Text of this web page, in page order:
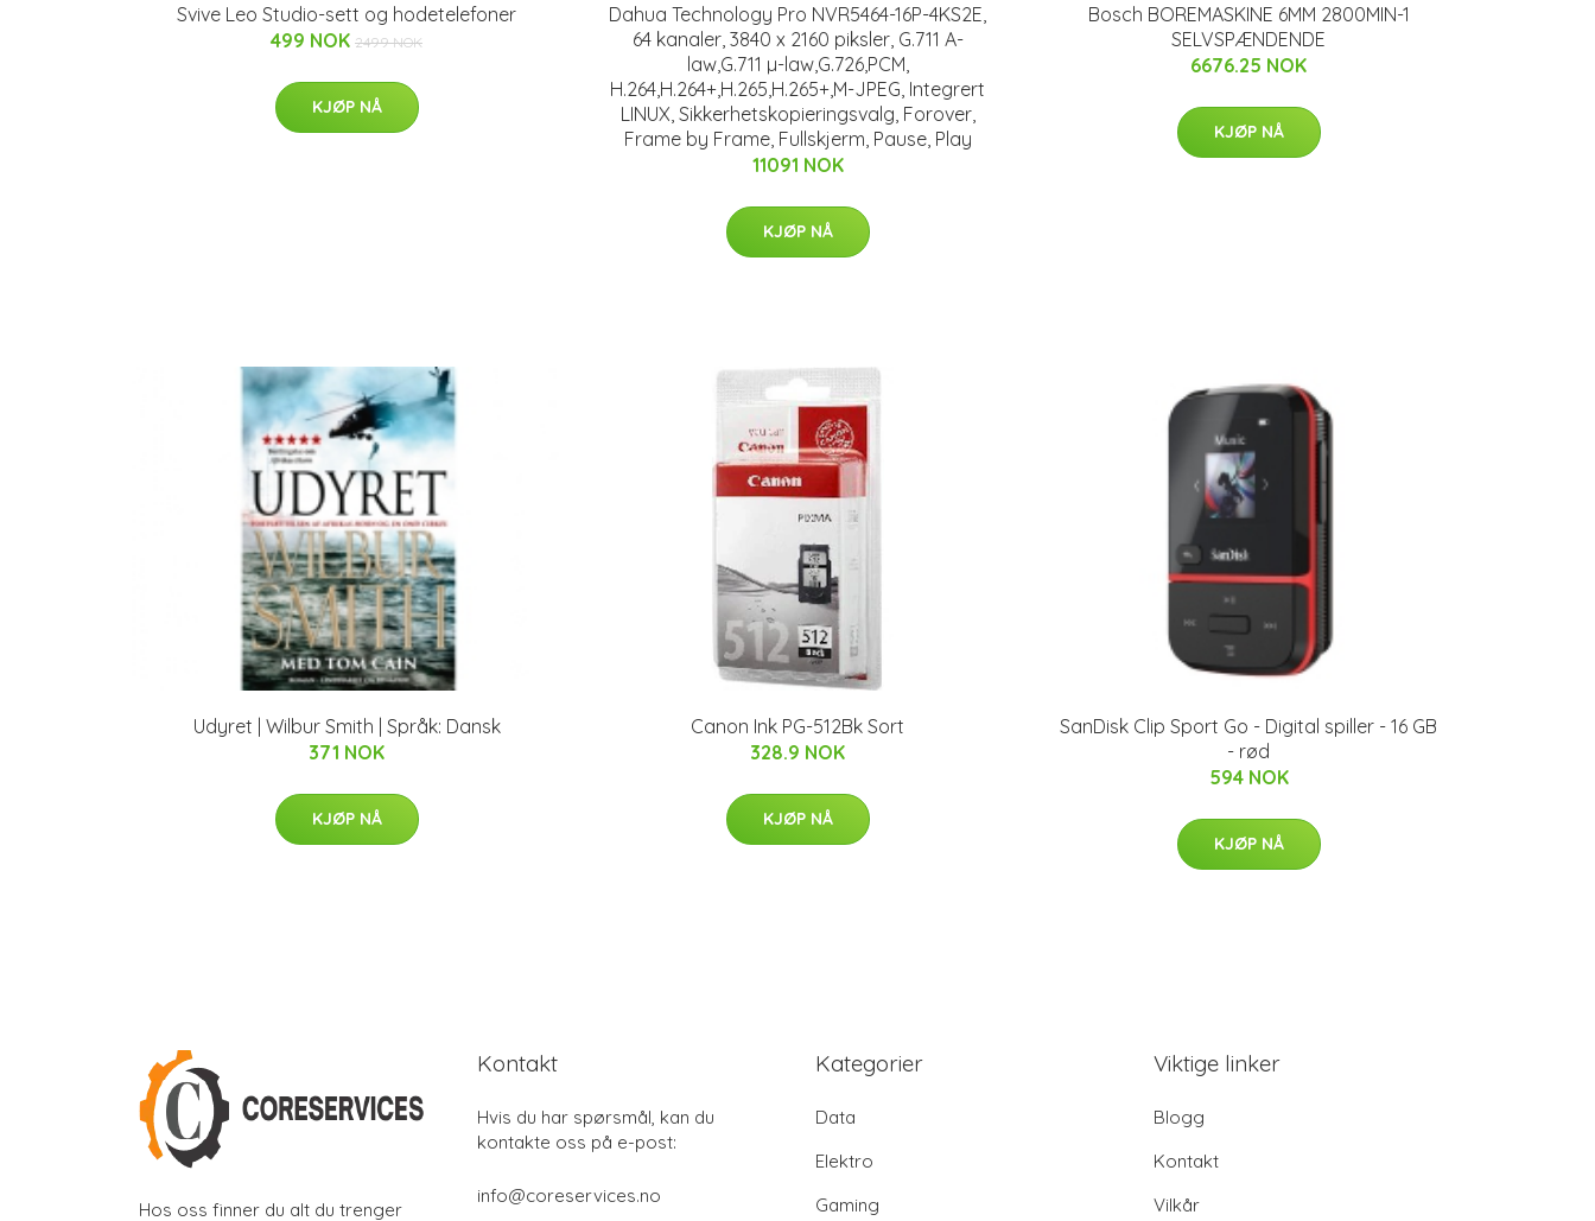
Svive Leo Studio-sett og hodetelefoner
499 NOK 2499 NOK
KJØP NÅ
Dahua Technology Pro NVR5464-16P-4KS2E,
64 kanaler, 3840 x 2160 piksler, G.711 A-
law,G.711 µ-law,G.726,PCM,
H.264,H.264+,H.265,H.265+,M-JPEG, Integrert
LINUX, Sikkerhetskopieringsvalg, Forover,
Frame by Frame, Fullskjerm, Pause, Play
11091 NOK
KJØP NÅ
Bosch BOREMASKINE 6MM 2800MIN-1
SELVSPÆNDENDE
6676.25 NOK
KJØP NÅ
Udyret | Wilbur Smith | Språk: Dansk
371 NOK
KJØP NÅ
Canon Ink PG-512Bk Sort
328.9 NOK
KJØP NÅ
SanDisk Clip Sport Go - Digital spiller - 16 GB
- rød
594 NOK
KJØP NÅ
Hos oss finner du alt du trenger
Kontakt
Hvis du har spørsmål, kan du
kontakte oss på e-post:
info@coreservices.no
Kategorier
Data
Elektro
Gaming
Viktige linker
Blogg
Kontakt
Vilkår